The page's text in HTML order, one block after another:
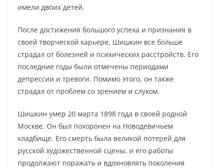
имели двоих детей.
После достижения большого успеха и признания в
своей творческой карьере, Шишкин все больше
страдал от болезней и психических расстройств. Его
последние годы были отмечены периодами
депрессии и тревоги. Помимо этого, он также
страдал от проблем со зрением и слухом.
Шишкин умер 20 марта 1898 года в своей родной
Москве. Он был похоронен на Новодевичьем
кладбище. Его смерть была великой потерей для
русской художественной сцены, и его работы
продолжают поражать и вдохновлять поколения